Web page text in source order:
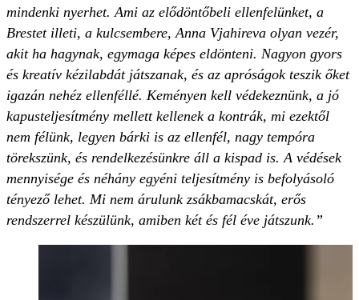
mindenki nyerhet. Ami az elődöntőbeli ellenfelünket, a
Brestet illeti, a kulcsembere, Anna Vjahireva olyan vezér,
akit ha hagynak, egymaga képes eldönteni. Nagyon gyors
és kreatív kézilabdát játszanak, és az apróságok teszik őket
igazán nehéz ellenféllé. Keményen kell védekeznünk, a jó
kapusteljesítmény mellett kellenek a kontrák, mi ezektől
nem félünk, legyen bárki is az ellenfél, nagy tempóra
törekszünk, és rendelkezésünkre áll a kispad is. A védések
mennyisége és néhány egyéni teljesítmény is befolyásoló
tényező lehet. Mi nem árulunk zsákbamacskát, erős
rendszerrel készülünk, amiben két és fél éve játszunk.”